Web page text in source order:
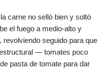
carne no selló bien y soltó
el fuego a medio-alto y
seguido para que
— tomates poco
pasta de tomate para dar